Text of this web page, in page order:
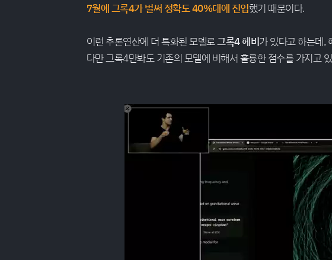
7월에 그록4가 벌써 정확도 40%대에 진입했기 때문이다.
이런 추론연산에 더 특화된 모델로그록4 헤비가 있다고 하는데,
다만 그록4만봐도 기존의 모델에 비해서 훌륭한 점수를 가지고